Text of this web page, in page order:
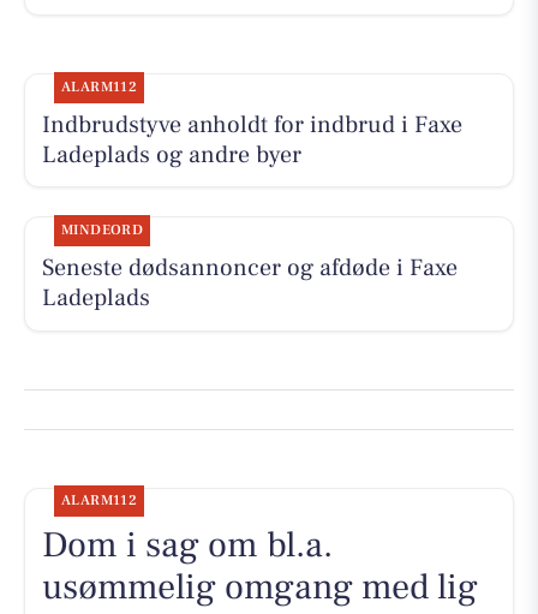
ALARM112
Indbrudstyve anholdt for indbrud i Faxe
Ladeplads og andre byer
MINDEORD
Seneste dødsannoncer og afdøde i Faxe
Ladeplads
ALARM112
Dom i sag om bl.a.
usømmelig omgang med lig